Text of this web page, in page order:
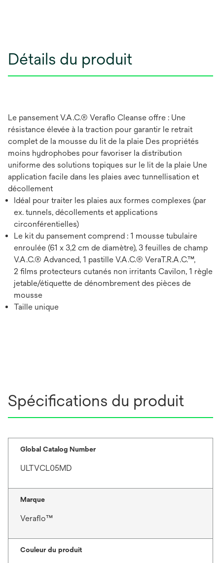
Détails du produit
Le pansement V.A.C.® Veraflo Cleanse offre : Une
résistance élevée à la traction pour garantir le retrait
complet de la mousse du lit de la plaie Des propriétés
moins hydrophobes pour favoriser la distribution
uniforme des solutions topiques sur le lit de la plaie Une
application facile dans les plaies avec tunnellisation et
décollement
Idéal pour traiter les plaies aux formes complexes (par
ex. tunnels, décollements et applications
circonférentielles)
Le kit du pansement comprend : 1 mousse tubulaire
enroulée (61 x 3,2 cm de diamètre), 3 feuilles de champ
V.A.C.® Advanced, 1 pastille V.A.C.® VeraT.R.A.C.™,
2 films protecteurs cutanés non irritants Cavilon, 1 règle
jetable/étiquette de dénombrement des pièces de
mousse
Taille unique
Spécifications du produit
Global Catalog Number
ULTVCL05MD
Marque
Veraflo™
Couleur du produit